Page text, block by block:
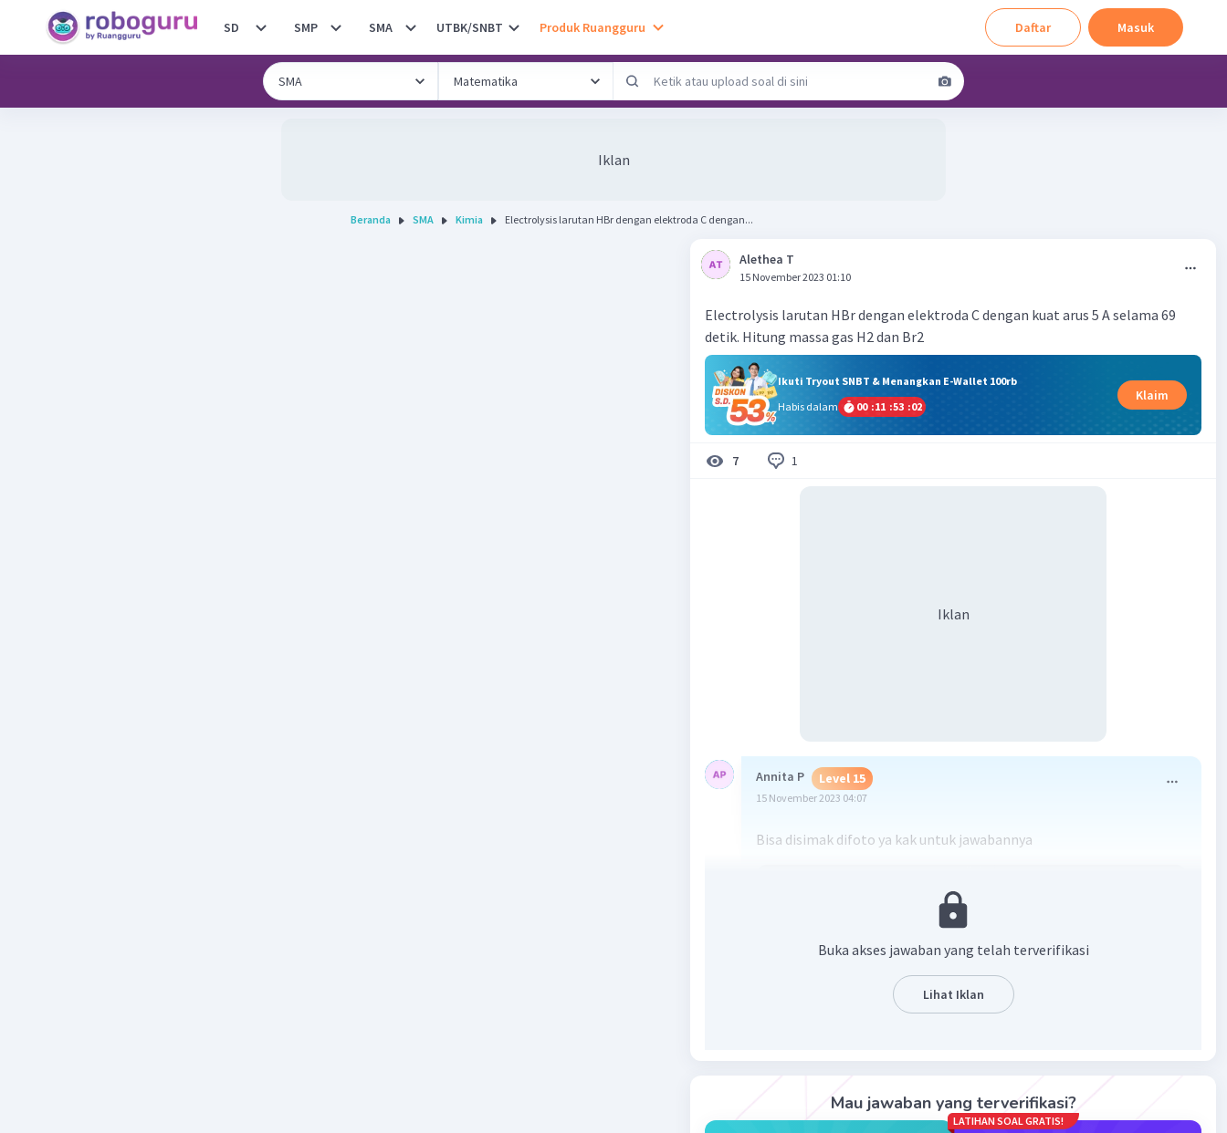
SD SMP SMA UTBK/SNBT Produk Ruangguru Daftar Masuk
Iklan
Beranda SMA Kimia Electrolysis larutan HBr dengan elektroda C dengan...
Alethea T
15 November 2023 01:10
Electrolysis larutan HBr dengan elektroda C dengan kuat arus 5 A selama 69
detik. Hitung massa gas H2 dan Br2
Ikuti Tryout SNBT & Menangkan E-Wallet 100rb
Habis dalam
00 :11 :53 :02
Klaim
7 1
Iklan
Annita P Level 15
15 November 2023 04:07
Bisa disimak difoto ya kak untuk jawabannya
Buka akses jawaban yang telah terverifikasi
Lihat Iklan
Mau jawaban yang terverifikasi?
LATIHAN SOAL GRATIS!